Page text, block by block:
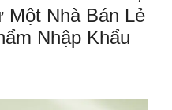
Nhà Bán Lẻ
Nhập Khẩu